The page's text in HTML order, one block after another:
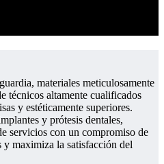
materiales meticulosamente
técnicos altamente cualificados
y estéticamente superiores.
y prótesis dentales,
servicios con un compromiso de
maximiza la satisfacción del